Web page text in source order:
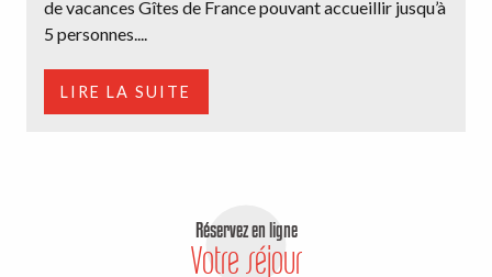
de vacances Gîtes de France pouvant accueillir jusqu’à
5 personnes....
LIRE LA SUITE
Réservez en ligne
Votre séjour